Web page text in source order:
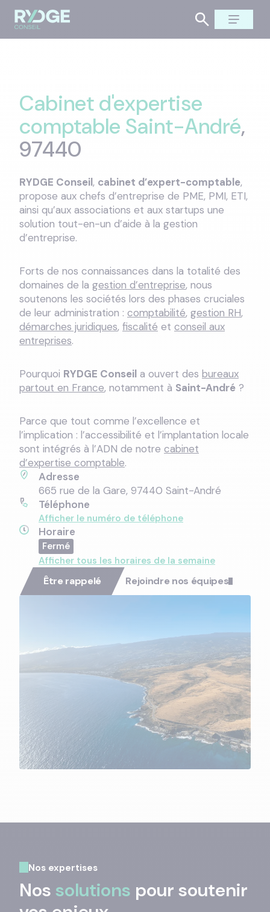
Cabinet d'expertise
comptable Saint-André,
97440
RYDGE Conseil, cabinet d’expert-comptable,
propose aux chefs d’entreprise de PME, PMI, ETI,
ainsi qu’aux associations et aux startups une
solution tout-en-un d’aide à la gestion
d’entreprise.
Forts de nos connaissances dans la totalité des
domaines de la gestion d’entreprise, nous
soutenons les sociétés lors des phases cruciales
de leur administration : comptabilité, gestion RH,
démarches juridiques, fiscalité et conseil aux
entreprises.
Pourquoi RYDGE Conseil a ouvert des bureaux
partout en France, notamment à Saint-André ?
Parce que tout comme l’excellence et
l’implication : l’accessibilité et l’implantation locale
sont intégrés à l’ADN de notre cabinet
d’expertise comptable.
Adresse
665 rue de la Gare, 97440 Saint-André
Téléphone
Afficher le numéro de téléphone
Horaire
Afficher tous les horaires de la semaine
Être rappelé Rejoindre nos équipes
Nos expertises
Nos solutions pour soutenir